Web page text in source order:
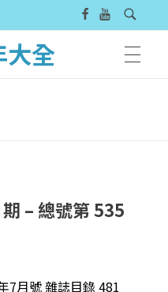
大全
– 總號第 535
7月號 雜誌目錄 481